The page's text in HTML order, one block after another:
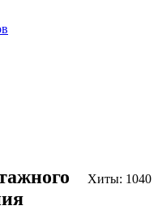
Хиты: 1040